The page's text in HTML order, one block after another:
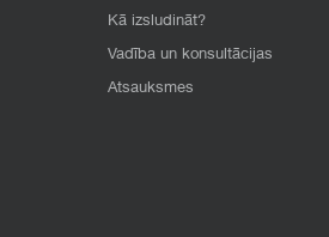
Kā izsludināt?
Vadība un konsultācijas
Atsauksmes